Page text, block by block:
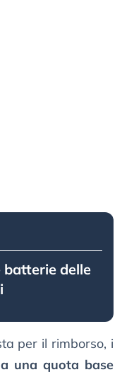
batterie delle
per il rimborso, i
una quota base